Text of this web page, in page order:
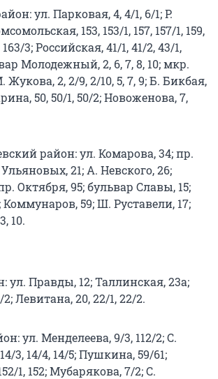
ул. Парковая, 4, 4/1, 6/1; Р.
153, 153/1, 157, 157/1, 159,
163/3; Российская, 41/1, 41/2, 43/1,
Молодежный, 2, 6, 7, 8, 10; мкр.
2, 2/9, 2/10, 5, 7, 9; Б. Бикбая,
50, 50/1, 50/2; Новоженова, 7,
район: ул. Комарова, 34; пр.
21; А. Невского, 26;
Октября, 95; бульвар Славы, 15;
Коммунаров, 59; Ш. Руставели, 17;
10.
ул. Правды, 12; Таллинская, 23а;
Левитана, 20, 22/1, 22/2.
ул. Менделеева, 9/3, 112/2; С.
3, 14/4, 14/5; Пушкина, 59/61;
1, 152; Мубарякова, 7/2; С.